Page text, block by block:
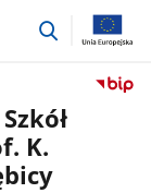
przejdź
K.